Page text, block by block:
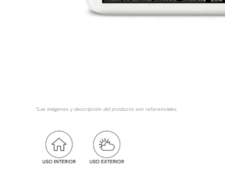
*Las imágenes y descripción del producto son referenciales.